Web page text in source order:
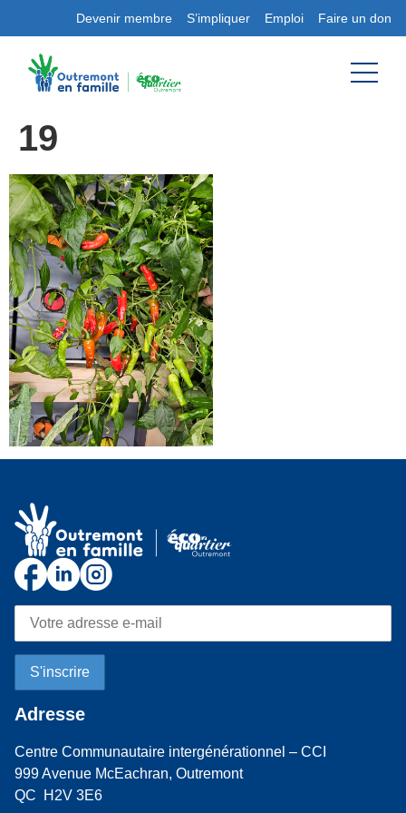
Devenir membre S’impliquer Emploi Faire un don
19
Adresse
Centre Communautaire intergénérationnel – CCI
999 Avenue McEachran, Outremont
QC H2V 3E6